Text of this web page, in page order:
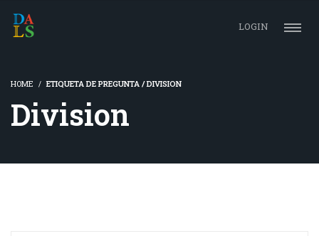
LOGIN
HOME ETIQUETA DE PREGUNTA / DIVISION
Division